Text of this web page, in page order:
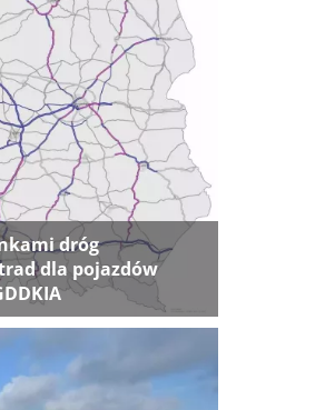
dróg
dla pojazdów